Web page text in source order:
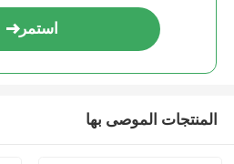
استمر
المنتجات الموصى بها